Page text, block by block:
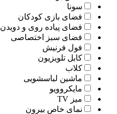
سونا
فضای بازی کودکان
فضای پیاده روی و دویدن
فضای سبز اختصاصی
فول فرنیش
کابل تلویزیون
کلاب
ماشین لباسشویی
مایکروویو
میز TV
نمای خاص بیرون